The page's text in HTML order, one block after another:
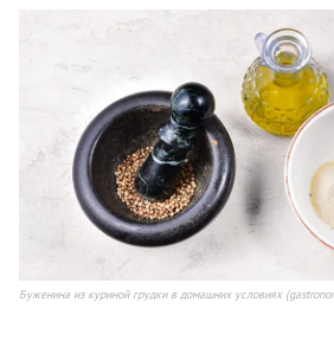
Буженина из куриной грудки в домашних условиях